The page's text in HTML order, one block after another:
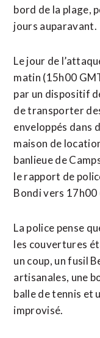
bord de la plage,
jours auparavant.
Le jour de
matin (15h00
par un dispositif
de transporter
enveloppés dans
maison de
banlieue de
le rapport de
Bondi vers
La police pense
les couvertures
un coup, un fusil
artisanales, une
balle de tennis et
improvisé.